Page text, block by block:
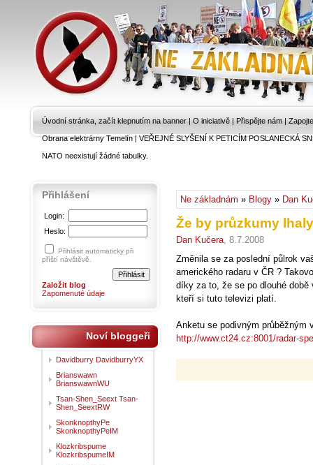
Úvodní stránka, začít klepnutím na banner | O iniciativě | Přispějte nám |
Obrana elektrárny Temelín|VEŘEJNÉ SLYŠENÍ K PETICÍM POSLANECKÁ
NATO neexistují žádné tabulky.
Ne základnám » Blogy » Dan
Že by průzkumy
Dan Kučera, 8.7.2008
Změnila se za poslední půlrok
amerického radaru v ČR ?
díky za to, že se po dlouhé
kteří si tuto televizi platí.
Anketu se podivným průběžným
http://www.ct24.cz:8001/radar-
Přihlášení
Login:
Heslo:
Přihlásit automaticky při
příští návštěvě.
Založit blog
Zapomenuté údaje
Noví bloggeři
Davidburry DavidburryYX
Brianswawn
BrianswawnWU
Tsan-Shen_Seext Tsan-
Shen_SeextRW
SkonknopthyPe
SkonknopthyPeIM
Klozkribspume
KlozkribspumeIM